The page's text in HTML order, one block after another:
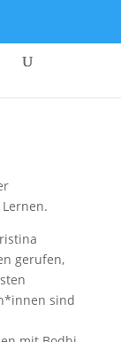
gerufen,
sind